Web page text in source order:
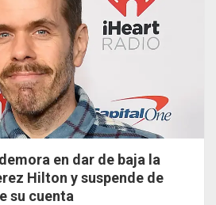
en dar de baja la
Hilton y suspende de
su cuenta